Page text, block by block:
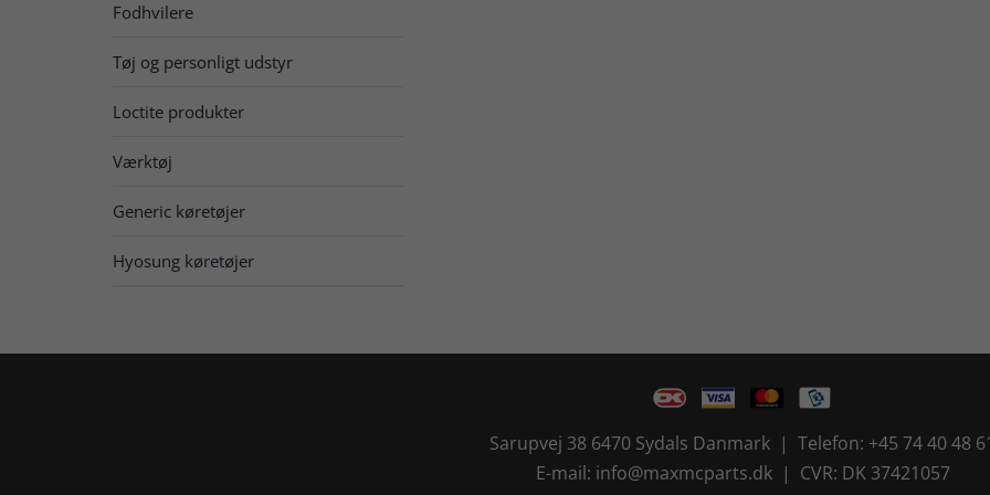
Fodhvilere
Tøj og personligt udstyr
Loctite produkter
Værktøj
Generic køretøjer
Hyosung køretøjer
Sarupvej 38 6470 Sydals Danmark | Telefon: +45 74 40 48
E-mail: info@maxmcparts.dk | CVR: DK 37421057